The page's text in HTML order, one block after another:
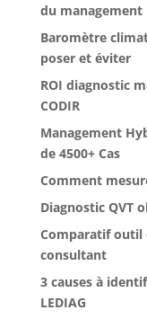
du management
Baromètre
poser et éviter
ROI diagnostic
CODIR
Management
de 4500+ Cas
Comment
Diagnostic QVT
Comparatif outil
consultant
3 causes à
LEDIAG